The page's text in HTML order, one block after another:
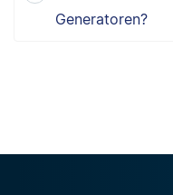
Generatoren?